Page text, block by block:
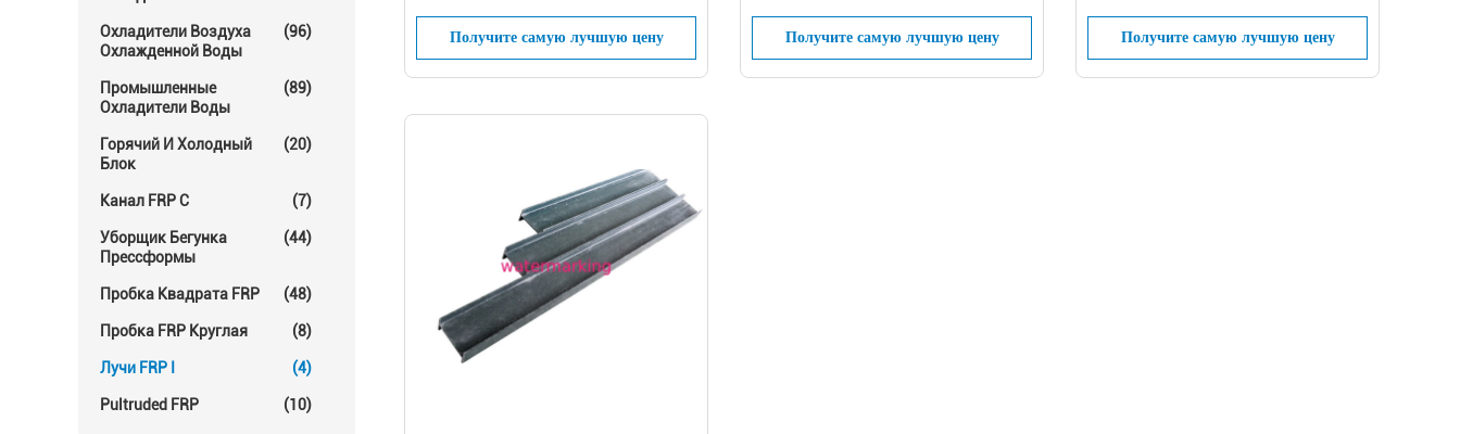
Охладители Воздуха
Охлажденной Воды
(96)
Промышленные
Охладители Воды
(89)
Горячий И Холодный
Блок
(20)
Канал FRP C (7)
Уборщик Бегунка
Прессформы
(44)
Пробка Квадрата FRP (48)
Пробка FRP Круглая (8)
Лучи FRP I (4)
Pultruded FRP (10)
Получите самую лучшую цену Получите самую лучшую цену Получите самую лучшую цену